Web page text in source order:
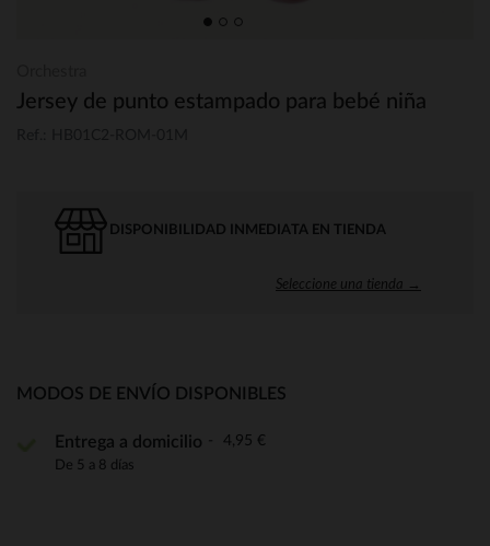
Jersey de punto estampado para bebé niña
DISPONIBILIDAD INMEDIATA EN TIENDA
Seleccione una tienda →
MODOS DE ENVÍO DISPONIBLES
Entrega a domicilio 4,95 €
De 5 a 8 días